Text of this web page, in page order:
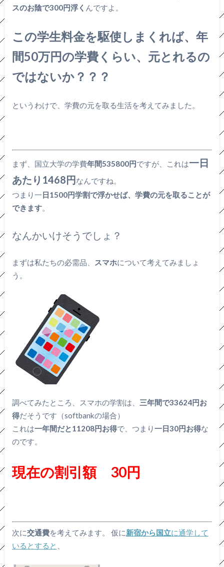
スのお陰で300円浮く んですよ。
この学生料金を駆使しまくれば、年
間50万円の学費くらい、元とれるの
ではないか？？？
というわけで、学費の元を取る生活を考えてみました。
まず、国立大学の学費年間535800円ですが、これは一日
あたり1468円なんですね。
つまり一日1500円学割で浮かせば、学費の元を取ることが
できます。
なんかいけそうでしょ？
まずは私たちの必需品、 スマホについて考えてみましょ
う。
調べてみたところ、スマホの学割は、 三年間で33624円お
得だそうです（softbankの場合）
これは一年間だと11208円お得で、つまり一日30円お得な
のです。
現在の割引額 30円
次に交通費を考えてみます。 仮に新宿から国立に通学して
いるとすると